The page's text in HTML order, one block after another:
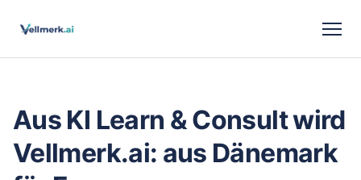
Aus KI Learn & Consult wird
Vellmerk.ai: aus Dänemark